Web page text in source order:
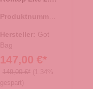
Produktnummer:
Hersteller: Got
Bag
147,00 €*
149,00 €* (1.34%
gespart)